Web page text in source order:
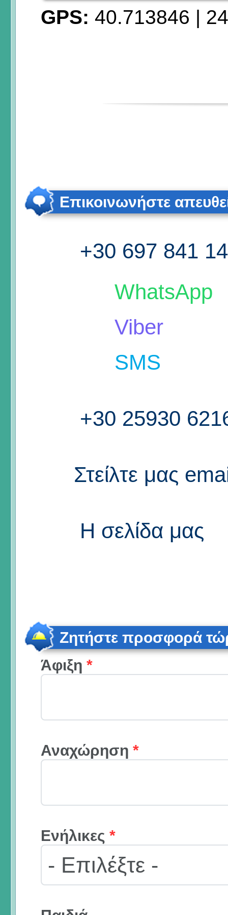
GPS: 40.713846 |
Επικοινωνήστε
+30 697 841
WhatsApp
Viber
SMS
+30 25930
Στείλτε μας
Η σελίδα μας
Ζητήστε προσφορά
Άφιξη *
Αναχώρηση *
Ενήλικες *